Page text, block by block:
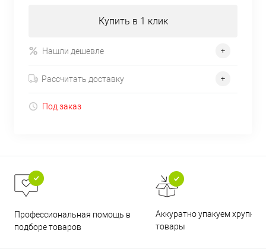
Купить в 1 клик
Нашли дешевле
Рассчитать доставку
Под заказ
Профессиональная помощь в
подборе товаров
Аккуратно упакуем хрупкие
товары